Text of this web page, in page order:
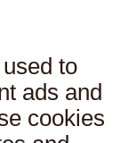
to
ads and
cookies